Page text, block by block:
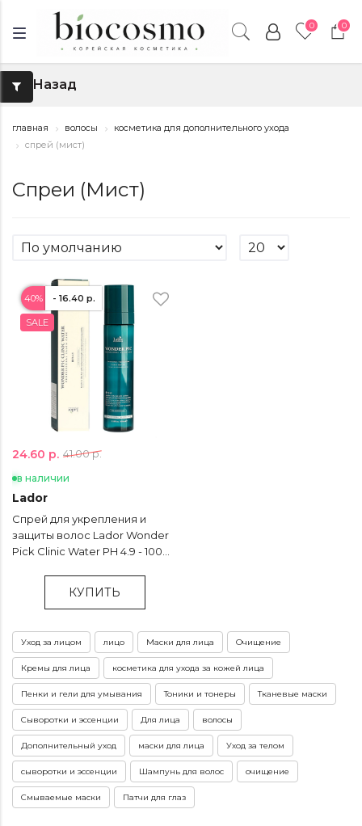
0 0
↑ Назад
главная волосы
косметика для дополнительного ухода
спрей (мист)
Спреи (Мист)
SALE
40% - 16.40 р.
24.60 р. 41.00 р.
в наличии
Lador
Спрей для укрепления и
защиты волос Lador Wonder
Pick Clinic Water PH 4.9 - 100
КУПИТЬ
Уход за лицом лицо Маски для лица Очищение
Кремы для лица косметика для ухода за кожей лица
Пенки и гели для умывания Тоники и тонеры Тканевые маски
Сыворотки и эссенции Для лица волосы
Дополнительный уход маски для лица Уход за телом
сыворотки и эссенции Шампунь для волос очищение
Смываемые маски Патчи для глаз